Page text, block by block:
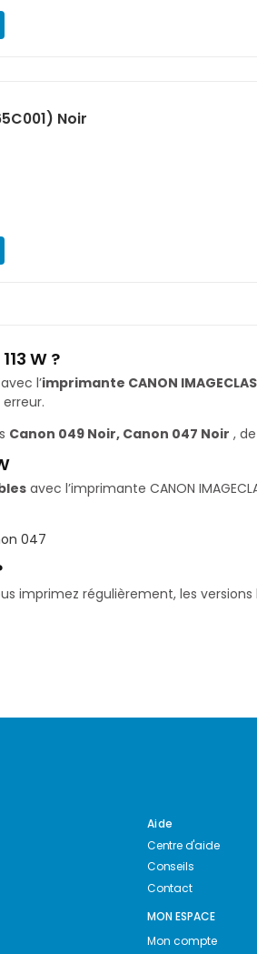
Noir
W ?
avec l’imprimante CANON
Canon 049 Noir, Canon 047 Noir ,
avec l’imprimante CANON
047
imprimez régulièrement, les
Aide
Centre d'aide
Conseils
Contact
MON ESPACE
Mon compte